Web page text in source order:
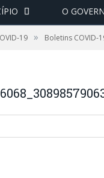
O
19 » Boletins COVID-